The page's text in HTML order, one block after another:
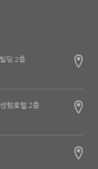
딩 2층
텀호텔 2층